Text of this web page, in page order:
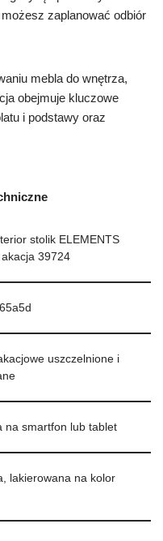
zaplanować odbiór
mebla do wnętrza,
obejmuje kluczowe
i podstawy oraz
stolik ELEMENTS
39724
uszczelnione i
na smartfon lub tablet
lakierowana na kolor